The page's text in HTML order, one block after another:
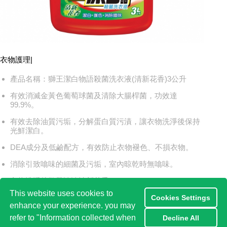
This website uses cookies to
enhance your experience. you may
refer to "Information collected when
Cookies Settings
Decline All
衣物護理|
產品名稱：獅王潔白物語殺菌洗衣液(清新花香)3公升
有效消滅金黃色葡萄球菌及清除大腸桿菌，功效達
99.9%。
有效去除油質污垢，分解蛋白質污漬，讓衣物洗淨後保持
光鮮潔白。
DEA成分及低鹼配方，有效防止衣物褪色、不損衣物。
消除引致噏味的細菌及污垢，室內晾乾時無噏味。
衣物洗淨後散發淡淡清新花香。